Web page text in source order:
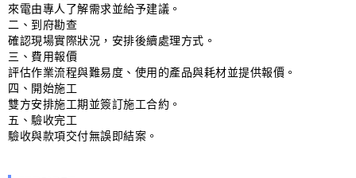
來電由專人了解需求並給予建議。
二、到府勘查
確認現場實際狀況，安排後續處理方式。
三、費用報價
評估作業流程與難易度、使用的產品與耗材並提供報價。
四、開始施工
雙方安排施工期並簽訂施工合約。
五、驗收完工
驗收與款項交付無誤即結案。